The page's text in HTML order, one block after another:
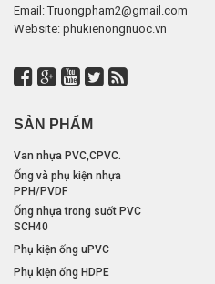
Email: Truongpham2@gmail.com
Website: phukienongnuoc.vn
SẢN PHẨM
Van nhựa PVC,CPVC.
Ống và phụ kiện nhựa
PPH/PVDF
Ống nhựa trong suốt PVC
SCH40
Phụ kiện ống uPVC
Phụ kiện ống HDPE